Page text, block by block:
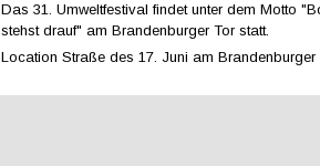
Das 31. Umweltfestival findet unter dem Motto
stehst drauf" am Brandenburger Tor statt.
Location Straße des 17. Juni am Brandenburger